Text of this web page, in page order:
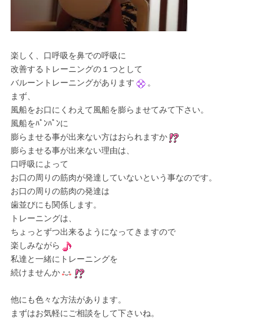
楽しく、口呼吸を鼻での呼吸に
改善するトレーニングの１つとして
バルーントレーニングがあります
。
まず、
風船をお口にくわえて風船を膨らませてみて下さい。
風船をﾊﾟﾝﾊﾟﾝに
膨らませる事が出来ない方はおられますか
膨らませる事が出来ない理由は、
口呼吸によって
お口の周りの筋肉が発達していないという事なのです。
お口の周りの筋肉の発達は
歯並びにも関係します。
トレーニングは、
ちょっとずつ出来るようになってきますので
楽しみながら
私達と一緒にトレーニングを
続けませんか
他にも色々な方法があります。
まずはお気軽にご相談をして下さいね。